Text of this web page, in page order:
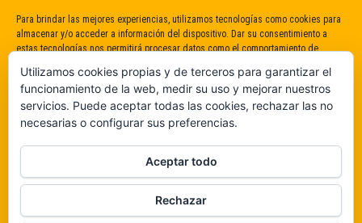
Para brindar las mejores experiencias, utilizamos tecnologías como cookies para
almacenar y/o acceder a información del dispositivo. Dar su consentimiento a
estas tecnologías nos permitirá procesar datos como el comportamiento de
consentimiento puede afectar negativamente a determinadas características y
funciones.
De ninguna manera
Veámos que hay aquí
Utilizamos cookies propias y de terceros para garantizar el
funcionamiento de la web, medir su uso y mejorar nuestros
servicios. Puede aceptar todas las cookies, rechazar las no
necesarias o configurar sus preferencias.
Aceptar todo
Rechazar